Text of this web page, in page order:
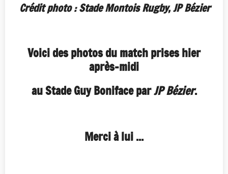
Crédit photo : Stade Montois Rugby, JP Bézier
Voici des photos du match prises hier
après-midi
au Stade Guy Boniface parJP Bézier.
Merci à lui ...